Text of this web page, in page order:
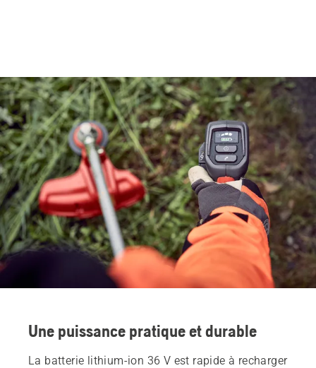
Une puissance pratique et durable
La batterie lithium-ion 36 V est rapide à recharger